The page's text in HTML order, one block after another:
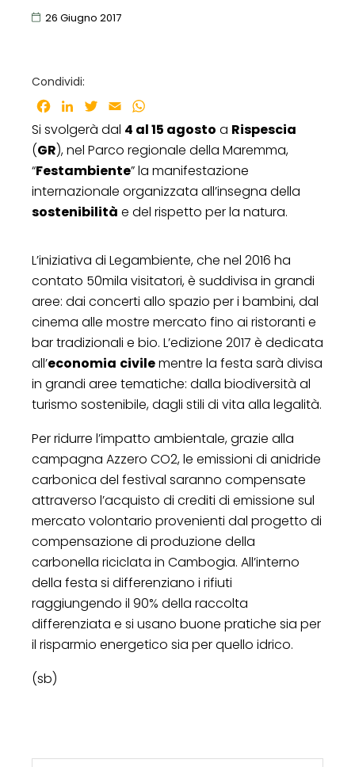
26 Giugno 2017
Condividi:
Facebook
LinkedInTwitter
Email
Si svolgerà dal 4 al 15 agosto a Rispescia
(GR), nel Parco regionale della Maremma,
“Festambiente” la manifestazione
internazionale organizzata all’insegna della
sostenibilità e del rispetto per la natura.
L’iniziativa di Legambiente, che nel 2016 ha
contato 50mila visitatori, è suddivisa in grandi
aree: dai concerti allo spazio per i bambini, dal
cinema alle mostre mercato fino ai ristoranti e
bar tradizionali e bio. L’edizione 2017 è dedicata
all’economia civilementre la festa sarà divisa
in grandi aree tematiche: dalla biodiversità al
turismo sostenibile, dagli stili di vita alla legalità.
Per ridurre l’impatto ambientale, grazie alla
campagna Azzero CO2, le emissioni di anidride
carbonica del festival saranno compensate
attraverso l’acquisto di crediti di emissione sul
mercato volontario provenienti dal progetto di
compensazione di produzione della
carbonella riciclata in Cambogia. All’interno
della festa si differenziano i rifiuti
raggiungendo il 90% della raccolta
differenziata e si usano buone pratiche sia per
il risparmio energetico sia per quello idrico.
(sb)